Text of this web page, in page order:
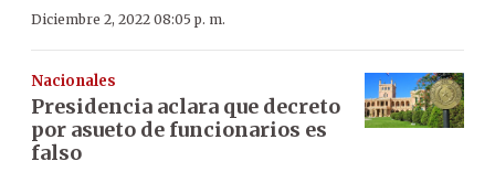
Diciembre 2, 2022 08:05 p. m.
Nacionales
Presidencia aclara que decreto
por asueto de funcionarios es
falso